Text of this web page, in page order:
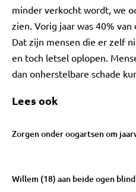
minder verkocht wordt, we
zien. Vorig jaar was 40%
Dat zijn mensen die er zelf
en toch letsel oplopen.
dan onherstelbare schade
Lees ook
Zorgen onder oogartsen om
Willem (18) aan beide ogen